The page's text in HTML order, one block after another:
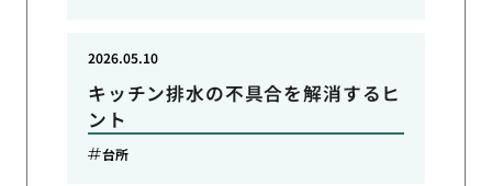
キッチン排水の不具合を解消するヒ
ント
2026.05.10
台所